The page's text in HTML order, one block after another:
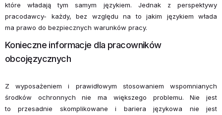
które władają tym samym językiem. Jednak z perspektywy
pracodawcy- każdy, bez względu na to jakim językiem włada
ma prawo do bezpiecznych warunków pracy.
Konieczne informacje dla pracowników
obcojęzycznych
Z wyposażeniem i prawidłowym stosowaniem wspomnianych
środków ochronnych nie ma większego problemu. Nie jest
to przesadnie skomplikowane i bariera językowa nie jest